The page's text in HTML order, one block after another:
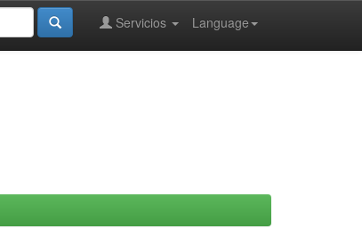
Language
Servicios